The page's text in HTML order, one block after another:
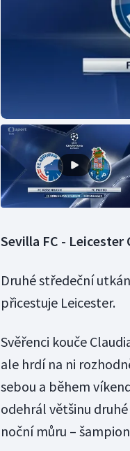
Sevilla FC - Leicester
Druhé středeční
přicestuje Leicester.
Svěřenci kouče
ale hrdí na ni
sebou a během
odehrál většinu
noční můru –